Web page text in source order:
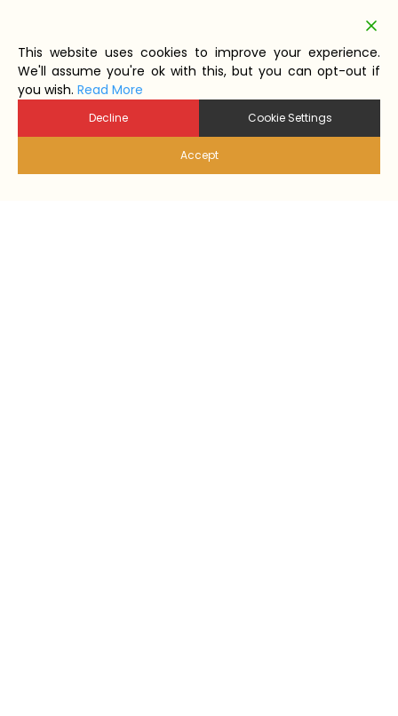
This website uses cookies to improve your experience.
We'll assume you're ok with this, but you can opt-out if
you wish. Read More
Decline Cookie Settings
Accept